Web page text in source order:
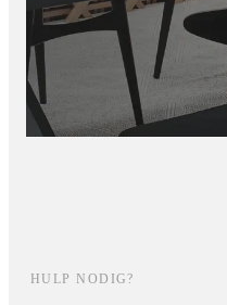
HULP NODIG?